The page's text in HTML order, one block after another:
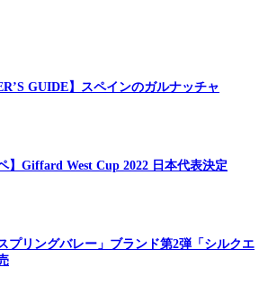
GUIDE】スペインのガルナッチャ
】Giffard West Cup 2022 日本代表決定
プリングバレー」ブランド第2弾「シルクエ